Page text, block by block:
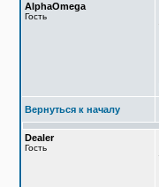
AlphaOmega
Гость
Вернуться к началу
Dealer
Гость